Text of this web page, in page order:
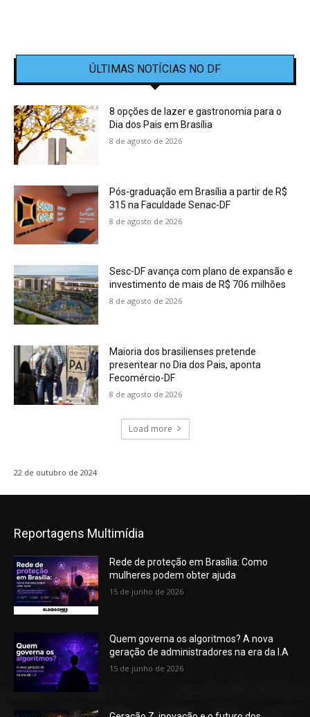
ÚLTIMAS NOTÍCIAS NO DF
8 opções de lazer e gastronomia para o
Dia dos Pais em Brasília
8 de agosto de 2026
Pós-graduação em Brasília a partir de R$
315 na Faculdade Senac-DF
8 de agosto de 2026
Sesc-DF avança com plano de expansão e
investimento de mais de R$ 706 milhões
8 de agosto de 2026
Maioria dos brasilienses pretende
presentear no Dia dos Pais, aponta
Fecomércio-DF
8 de agosto de 2026
Load more
22 de outubro de 2024
Reportagens Multimídia
Rede de proteção em Brasília: Como
mulheres podem obter ajuda
15 de junho de 2026
Quem governa os algoritmos? A nova
geração de administradores na era da I.A
15 de junho de 2026